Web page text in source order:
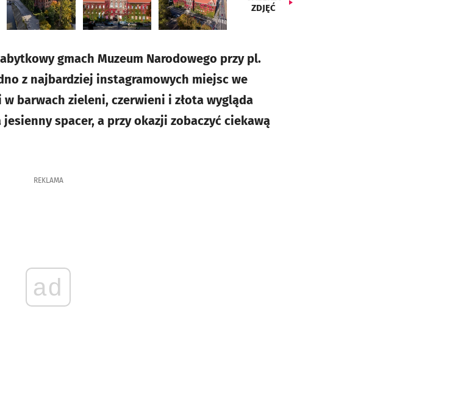
ZDJĘĆ
gmach Muzeum Narodowego przy pl.
z najbardziej instagramowych miejsc we
barwach zieleni, czerwieni i złota wygląda
spacer, a przy okazji zobaczyć ciekawą
REKLAMA
ad